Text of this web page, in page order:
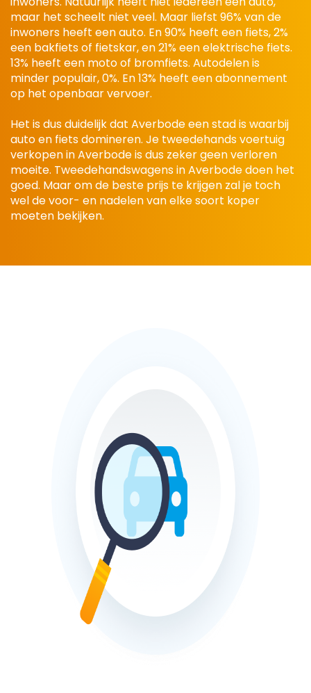
maar het scheelt niet veel. Maar liefst 96% van de
inwoners heeft een auto. En 90% heeft een fiets, 2%
een bakfiets of fietskar, en 21% een elektrische fiets.
13% heeft een moto of bromfiets. Autodelen is
minder populair, 0%. En 13% heeft een abonnement
op het openbaar vervoer.
Het is dus duidelijk dat Averbode een stad is waarbij
auto en fiets domineren. Je tweedehands voertuig
verkopen in Averbode is dus zeker geen verloren
moeite. Tweedehandswagens in Averbode doen het
goed. Maar om de beste prijs te krijgen zal je toch
wel de voor- en nadelen van elke soort koper
moeten bekijken.